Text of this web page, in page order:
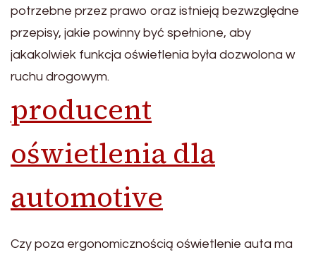
potrzebne przez prawo oraz istnieją bezwzględne
przepisy, jakie powinny być spełnione, aby
jakakolwiek funkcja oświetlenia była dozwolona w
ruchu drogowym.
producent
oświetlenia dla
automotive
Czy poza ergonomicznością oświetlenie auta ma